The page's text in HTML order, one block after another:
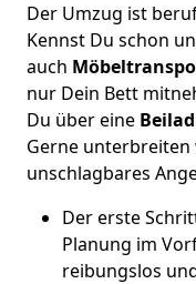
Der Umzug ist
Kennst Du schon
auch
nur Dein Bett
Du über eine
Gerne
unschlagbares
Der erste
Planung im
reibungslos